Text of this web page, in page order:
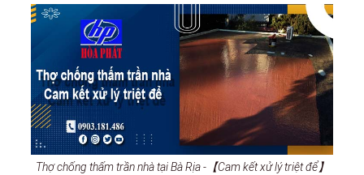
Thợ chống thấm trần nhà tại Bà Rịa -【Cam kết xử lý triệt để】